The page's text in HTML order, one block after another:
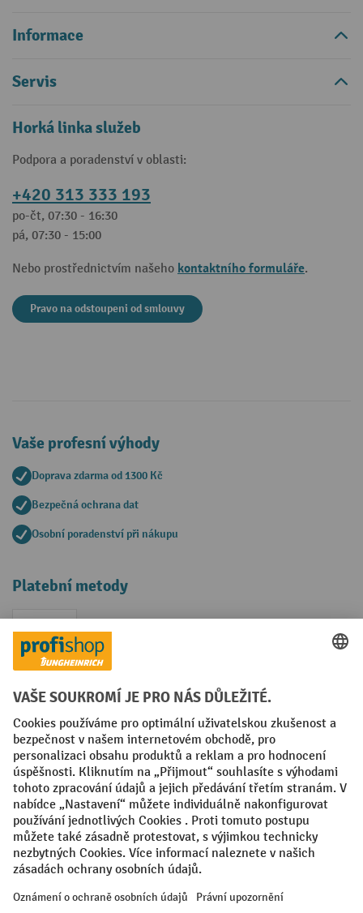
Informace
Servis
Horká linka služeb
Podpora a poradenství v oblasti:
+420 313 333 193
po-čt, 07:30 - 16:30
pá, 07:30 - 15:00
Nebo prostřednictvím našeho kontaktního formuláře.
Pravo na odstoupeni od smlouvy
Vaše profesní výhody
Doprava zdarma od 1300 Kč
Bezpečná ochrana dat
Osobní poradenství při nákupu
Platební metody
Faktura
Sociální sítě
Facebook
YouTubeLinkedIn
VODP Otisk
Prohlášení o ochraně osobních údajů
Nastavení ochrany osobních údajů
All prices excl. VAT plusshipping costsand possible delivery charges,